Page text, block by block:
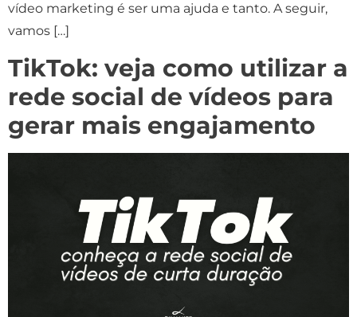
vídeo marketing é ser uma ajuda e tanto. A seguir,
vamos […]
TikTok: veja como utilizar a
rede social de vídeos para
gerar mais engajamento